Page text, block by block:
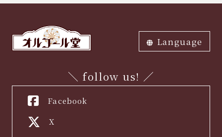
Language
＼ follow us! ／
Facebook
X